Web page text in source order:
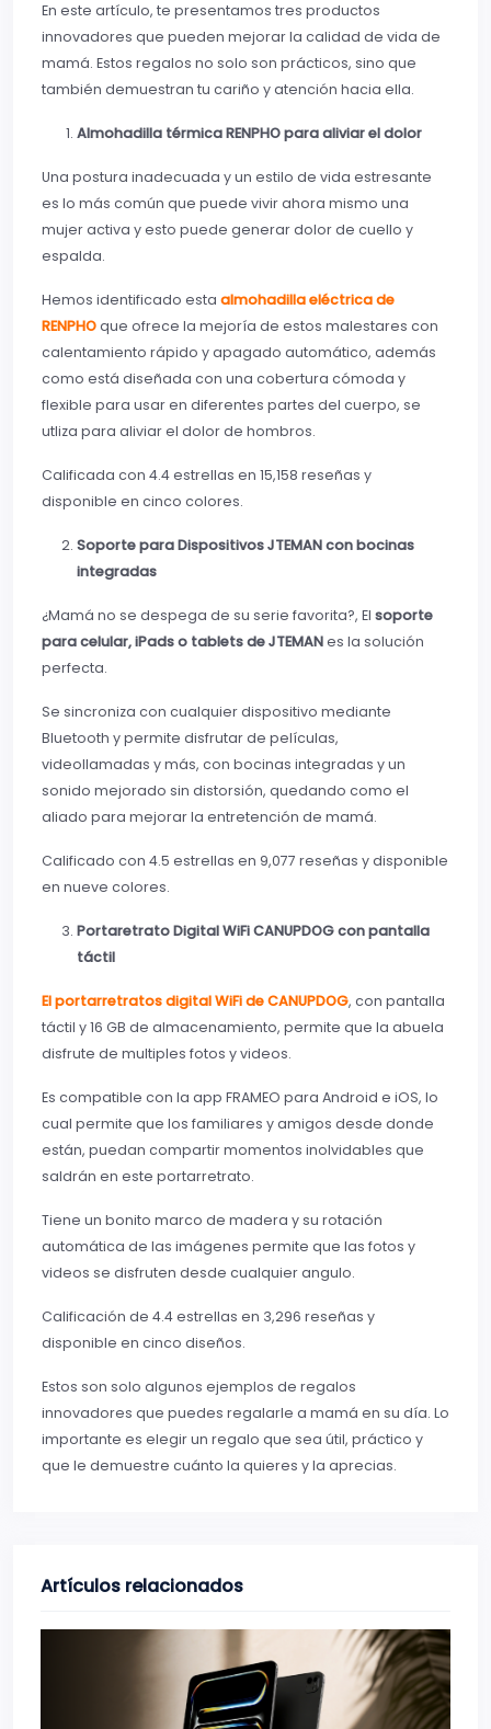
En este artículo, te presentamos tres productos
innovadores que pueden mejorar la calidad de vida de
mamá. Estos regalos no solo son prácticos, sino que
también demuestran tu cariño y atención hacia ella.
Almohadilla térmica RENPHO para aliviar el dolor
Una postura inadecuada y un estilo de vida estresante
es lo más común que puede vivir ahora mismo una
mujer activa y esto puede generar dolor de cuello y
espalda.
Hemos identificado esta almohadilla eléctrica de
RENPHOque ofrece la mejoría de estos malestares con
calentamiento rápido y apagado automático, además
como está diseñada con una cobertura cómoda y
flexible para usar en diferentes partes del cuerpo, se
utliza para aliviar el dolor de hombros.
Calificada con 4.4 estrellas en 15,158 reseñas y
disponible en cinco colores.
Soporte para Dispositivos JTEMAN con bocinas
integradas
¿Mamá no se despega de su serie favorita?, El soporte
para celular, iPads o tablets de JTEMANes la solución
perfecta.
Se sincroniza con cualquier dispositivo mediante
Bluetooth y permite disfrutar de películas,
videollamadas y más, con bocinas integradas y un
sonido mejorado sin distorsión, quedando como el
aliado para mejorar la entretención de mamá.
Calificado con 4.5 estrellas en 9,077 reseñas y disponible
en nueve colores.
Portaretrato Digital WiFi CANUPDOG con pantalla
táctil
El portarretratos digital WiFi de CANUPDOG, con pantalla
táctil y 16 GB de almacenamiento, permite que la abuela
disfrute de multiples fotos y videos.
Es compatible con la app FRAMEO para Android e iOS, lo
cual permite que los familiares y amigos desde donde
están, puedan compartir momentos inolvidables que
saldrán en este portarretrato.
Tiene un bonito marco de madera y su rotación
automática de las imágenes permite que las fotos y
videos se disfruten desde cualquier angulo.
Calificación de 4.4 estrellas en 3,296 reseñas y
disponible en cinco diseños.
Estos son solo algunos ejemplos de regalos
innovadores que puedes regalarle a mamá en su día. Lo
importante es elegir un regalo que sea útil, práctico y
que le demuestre cuánto la quieres y la aprecias.
Artículos relacionados